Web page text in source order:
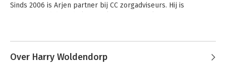
Sinds 2006 is Arjen partner bij CC zorgadviseurs. Hij is
teamwork op het leven van de patiënt merkbaar en zichtbaar.
Over Harry Woldendorp